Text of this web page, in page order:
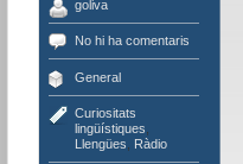
goliva
No hi ha comentaris
General
Curiositats
lingüístiques
Llengües
Ràdio